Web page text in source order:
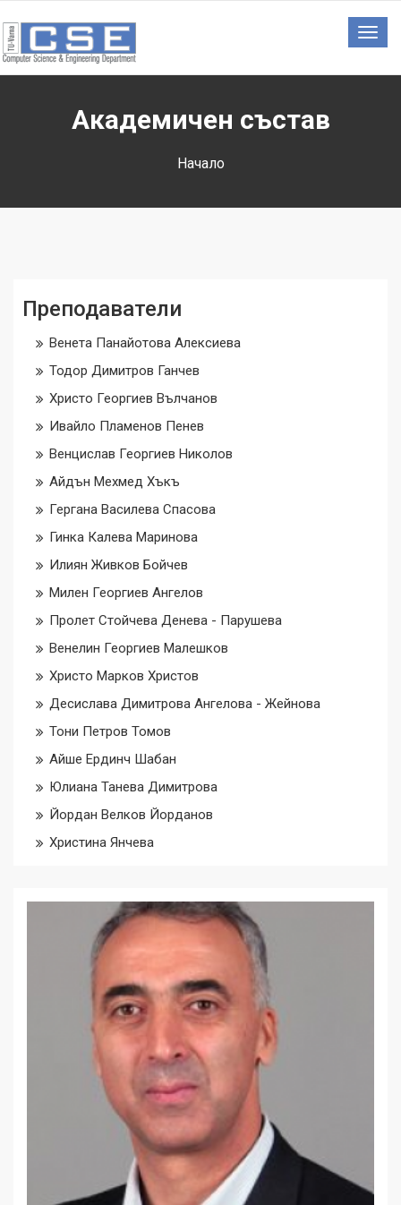
Академичен състав
Начало
Преподаватели
Венета Панайотова Алексиева
Тодор Димитров Ганчев
Христо Георгиев Вълчанов
Ивайло Пламенов Пенев
Венцислав Георгиев Николов
Айдън Мехмед Хъкъ
Гергана Василева Спасова
Гинка Калева Маринова
Илиян Живков Бойчев
Милен Георгиев Ангелов
Пролет Стойчева Денева - Парушева
Венелин Георгиев Малешков
Христо Марков Христов
Десислава Димитрова Ангелова - Жейнова
Тони Петров Томов
Айше Ердинч Шабан
Юлиана Танева Димитрова
Йордан Велков Йорданов
Христина Янчева